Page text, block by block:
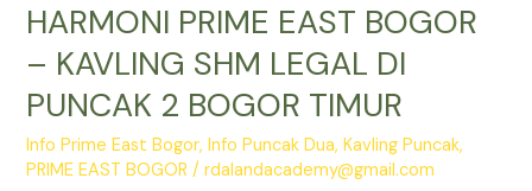
HARMONI PRIME EAST BOGOR
– KAVLING SHM LEGAL DI
PUNCAK 2 BOGOR TIMUR
Info Prime East Bogor,Info Puncak Dua,Kavling Puncak,
PRIME EAST BOGOR /rdalandacademy@gmail.com